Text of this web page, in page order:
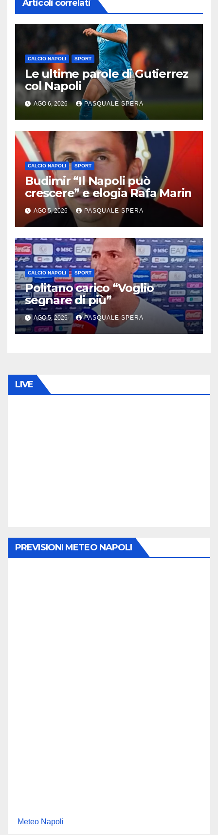
Articoli correlati
CALCIO NAPOLI SPORT
Le ultime parole di Gutierrez
col Napoli
AGO 6, 2026 PASQUALE SPERA
CALCIO NAPOLI SPORT
Budimir “Il Napoli può
crescere” e elogia Rafa Marin
AGO 5, 2026 PASQUALE SPERA
CALCIO NAPOLI SPORT
Politano carico “Voglio
segnare di più”
AGO 5, 2026 PASQUALE SPERA
LIVE
PREVISIONI METEO NAPOLI
Meteo Napoli